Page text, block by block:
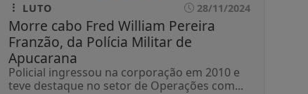
LUTO 28/11/2024
Morre cabo Fred William Pereira
Franzão, da Polícia Militar de
Apucarana
Policial ingressou na corporação em 2010 e
teve destaque no setor de Operações com...